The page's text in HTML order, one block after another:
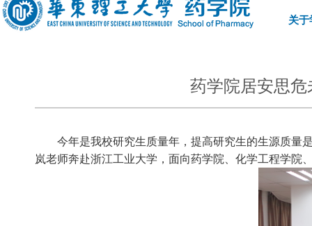
关于
药学院居安思
今年是我校研究生质量年，提高研究生的生源质量
岚老师奔赴浙江工业大学，面向药学院、化学工程学院